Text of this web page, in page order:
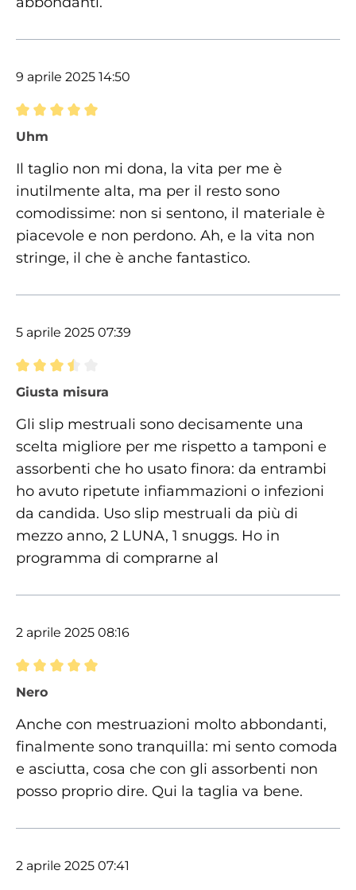
9 aprile 2025 14:50
Recensione con valutazione di 5 su 5 stelle
Uhm
Il taglio non mi dona, la vita per me è
inutilmente alta, ma per il resto sono
comodissime: non si sentono, il materiale è
piacevole e non perdono. Ah, e la vita non
stringe, il che è anche fantastico.
5 aprile 2025 07:39
Recensione con valutazione di 3.5 su 5 stelle
Giusta misura
Gli slip mestruali sono decisamente una
scelta migliore per me rispetto a tamponi e
assorbenti che ho usato finora: da entrambi
ho avuto ripetute infiammazioni o infezioni
da candida. Uso slip mestruali da più di
mezzo anno, 2 LUNA, 1 snuggs. Ho in
programma di comprarne al
2 aprile 2025 08:16
Recensione con valutazione di 5 su 5 stelle
Nero
Anche con mestruazioni molto abbondanti,
finalmente sono tranquilla: mi sento comoda
e asciutta, cosa che con gli assorbenti non
posso proprio dire. Qui la taglia va bene.
2 aprile 2025 07:41